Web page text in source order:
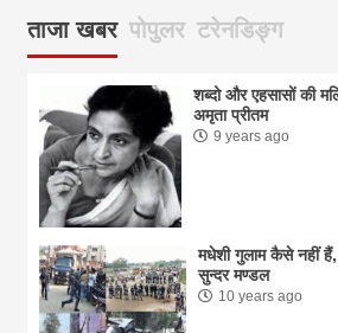
ताजा खबर पोपुलर टरेनडिङ्ग
शब्दो और एहसासों की
अमृता प्रीतम
9 years ago
मधेशी गुलाम कैसे नहीं
सुन्दर मण्डल
10 years ago